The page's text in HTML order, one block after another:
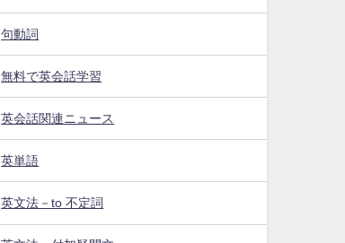
句動詞
無料で英会話学習
英会話関連ニュース
英単語
英文法－to 不定詞